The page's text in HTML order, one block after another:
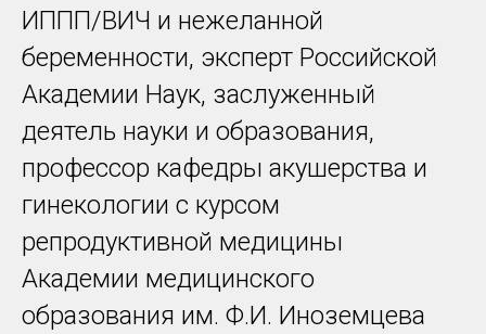
ИППП/ВИЧ и нежеланной
беременности, эксперт Российской
Академии Наук, заслуженный
деятель науки и образования,
профессор кафедры акушерства и
гинекологии с курсом
репродуктивной медицины
Академии медицинского
образования им. Ф.И. Иноземцева